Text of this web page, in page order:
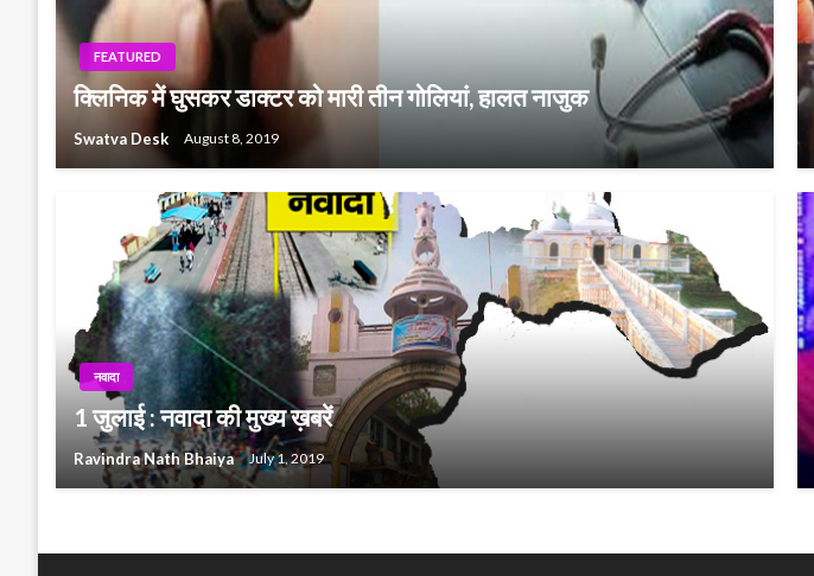
FEATURED
क्लिनिक में घुसकर डाक्टर को मारी तीन गोलियां, हालत नाजुक
Swatva Desk August 8, 2019
नवादा
1 जुलाई : नवादा की मुख्य ख़बरें
Ravindra Nath Bhaiya July 1, 2019